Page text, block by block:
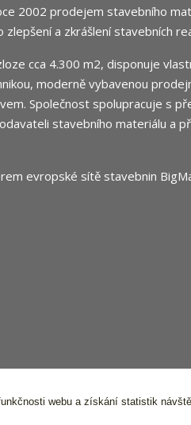
2002 prodejem stavebního
a zkrášlení stavebních
cca 4.300 m2, disponuje
moderně vybavenou
Společnost spolupracuje s
stavebního materiálu a
evropské sítě stavebnin
Všechna práva vyhrazena,
webu a získání statistik